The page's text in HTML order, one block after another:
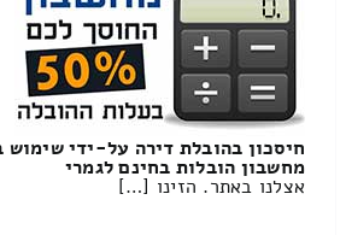
חיסכון בהובלת דירה על-ידי
מחשבון הובלות בחינם לגמרי
אצלנו באתר. הזינו […]